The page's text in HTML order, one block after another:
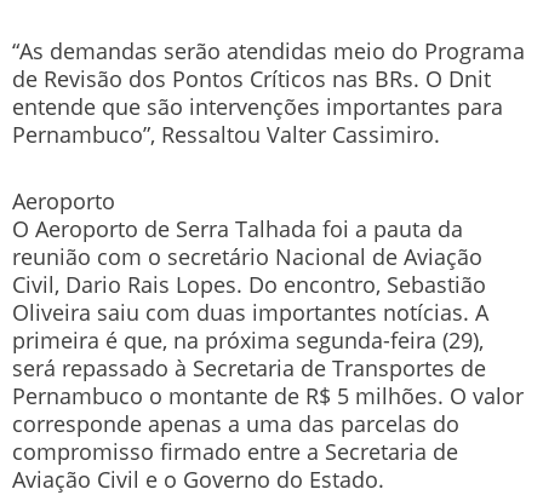
“As demandas serão atendidas meio do Programa
de Revisão dos Pontos Críticos nas BRs. O Dnit
entende que são intervenções importantes para
Pernambuco”, Ressaltou Valter Cassimiro.
Aeroporto
O Aeroporto de Serra Talhada foi a pauta da
reunião com o secretário Nacional de Aviação
Civil, Dario Rais Lopes. Do encontro, Sebastião
Oliveira saiu com duas importantes notícias. A
primeira é que, na próxima segunda-feira (29),
será repassado à Secretaria de Transportes de
Pernambuco o montante de R$ 5 milhões. O valor
corresponde apenas a uma das parcelas do
compromisso firmado entre a Secretaria de
Aviação Civil e o Governo do Estado.